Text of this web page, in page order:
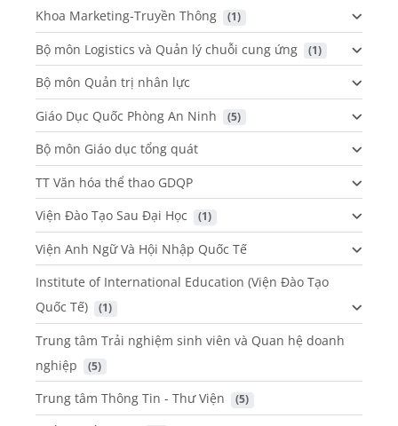
Khoa Marketing-Truyền Thông (1)
Bộ môn Logistics và Quản lý chuỗi cung ứng (1)
Bộ môn Quản trị nhân lực
Giáo Dục Quốc Phòng An Ninh
(5)
Bộ môn Giáo dục tổng quát
TT Văn hóa thể thao GDQP
Viện Đào Tạo Sau Đại Học
(1)
Viện Anh Ngữ Và Hội Nhập Quốc Tế
Institute of International Education (Viện Đào Tạo
Quốc Tế)
(1)
Trung tâm Trải nghiệm sinh viên và Quan hệ doanh
nghiệp
(5)
Trung tâm Thông Tin - Thư Viện (5)